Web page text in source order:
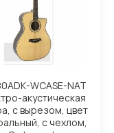
WCASE-NAT
акустическая
с вырезом, цвет
с чехлом,